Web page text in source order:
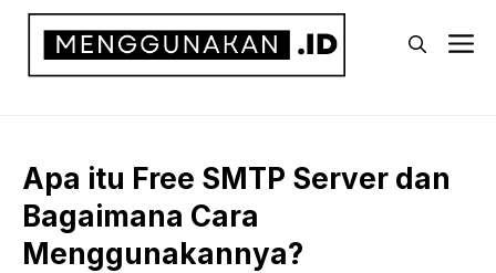
Langsung
Apa itu Free SMTP Server dan
Bagaimana Cara
Menggunakannya?